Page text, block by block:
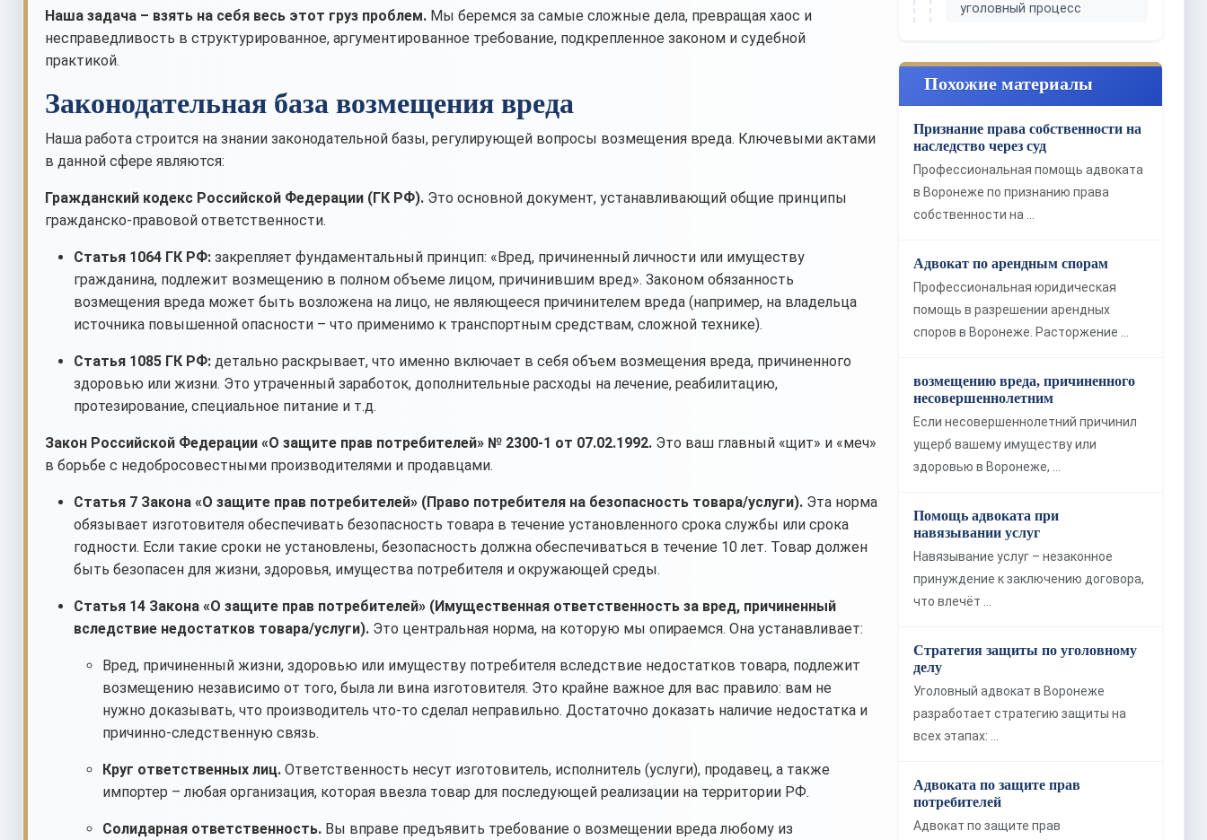
Наша задача – взять на себя весь этот груз проблем. Мы беремся за самые сложные дела, превращая хаос и
несправедливость в структурированное, аргументированное требование, подкрепленное законом и судебной
практикой.
Законодательная база возмещения вреда
Наша работа строится на знании законодательной базы, регулирующей вопросы возмещения вреда. Ключевыми актами
в данной сфере являются:
Гражданский кодекс Российской Федерации (ГК РФ). Это основной документ, устанавливающий общие принципы
гражданско-правовой ответственности.
Статья 1064 ГК РФ: закрепляет фундаментальный принцип: «Вред, причиненный личности или имуществу
гражданина, подлежит возмещению в полном объеме лицом, причинившим вред». Законом обязанность
возмещения вреда может быть возложена на лицо, не являющееся причинителем вреда (например, на владельца
источника повышенной опасности – что применимо к транспортным средствам, сложной технике).
Статья 1085 ГК РФ: детально раскрывает, что именно включает в себя объем возмещения вреда, причиненного
здоровью или жизни. Это утраченный заработок, дополнительные расходы на лечение, реабилитацию,
протезирование, специальное питание и т.д.
Закон Российской Федерации «О защите прав потребителей» № 2300-1 от 07.02.1992. Это ваш главный «щит» и «меч»
в борьбе с недобросовестными производителями и продавцами.
Статья 7 Закона «О защите прав потребителей» (Право потребителя на безопасность товара/услуги). Эта норма
обязывает изготовителя обеспечивать безопасность товара в течение установленного срока службы или срока
годности. Если такие сроки не установлены, безопасность должна обеспечиваться в течение 10 лет. Товар должен
быть безопасен для жизни, здоровья, имущества потребителя и окружающей среды.
Статья 14 Закона «О защите прав потребителей» (Имущественная ответственность за вред, причиненный
вследствие недостатков товара/услуги). Это центральная норма, на которую мы опираемся. Она устанавливает:
Вред, причиненный жизни, здоровью или имуществу потребителя вследствие недостатков товара, подлежит
возмещению независимо от того, была ли вина изготовителя. Это крайне важное для вас правило: вам не
нужно доказывать, что производитель что-то сделал неправильно. Достаточно доказать наличие недостатка и
причинно-следственную связь.
Круг ответственных лиц. Ответственность несут изготовитель, исполнитель (услуги), продавец, а также
импортер – любая организация, которая ввезла товар для последующей реализации на территории РФ.
Солидарная ответственность. Вы вправе предъявить требование о возмещении вреда любому из
уголовный процесс
Похожие материалы
Признание права собственности на
наследство через суд
Профессиональная помощь адвоката
в Воронеже по признанию права
собственности на …
Адвокат по арендным спорам
Профессиональная юридическая
помощь в разрешении арендных
споров в Воронеже. Расторжение …
возмещению вреда, причиненного
несовершеннолетним
Если несовершеннолетний причинил
ущерб вашему имуществу или
здоровью в Воронеже, …
Помощь адвоката при
навязывании услуг
Навязывание услуг – незаконное
принуждение к заключению договора,
что влечёт …
Стратегия защиты по уголовному
делу
Уголовный адвокат в Воронеже
разработает стратегию защиты на
всех этапах: …
Адвоката по защите прав
потребителей
Адвокат по защите прав